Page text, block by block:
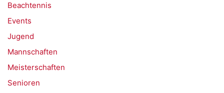
Beachtennis
Events
Jugend
Mannschaften
Meisterschaften
Senioren